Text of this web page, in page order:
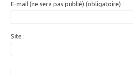
E-mail (ne sera pas publié) (obligatoire) :
Site :